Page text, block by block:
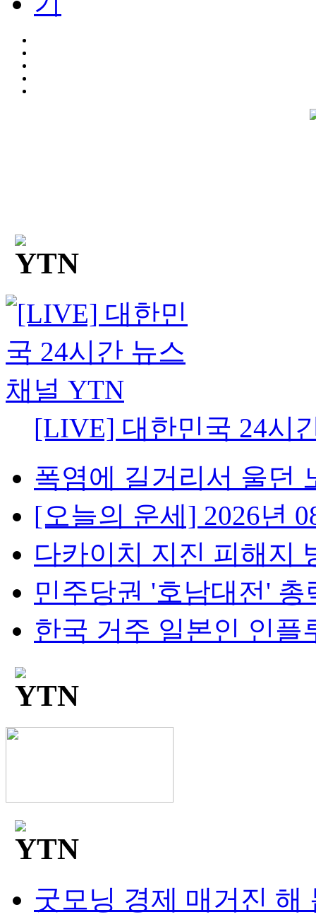
[LIVE] 대한민국 24시
폭염에 길거리서 울던
[오늘의 운세] 2026년
다카이치 지진 피해지
민주당권 '호남대전' 총
한국 거주 일본인 인플
굿모닝 경제 매거진 해